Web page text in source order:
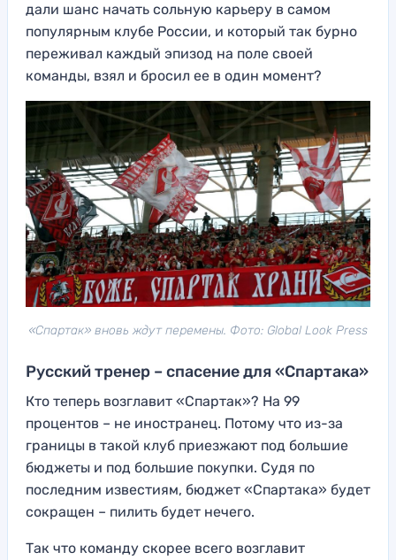
дали шанс начать сольную карьеру в самом
популярным клубе России, и который так бурно
переживал каждый эпизод на поле своей
команды, взял и бросил ее в один момент?
«Спартак» вновь ждут перемены. Фото: Global Look Press
Русский тренер – спасение для «Спартака»
Кто теперь возглавит «Спартак»? На 99
процентов – не иностранец. Потому что из-за
границы в такой клуб приезжают под большие
бюджеты и под большие покупки. Судя по
последним известиям, бюджет «Спартака» будет
сокращен – пилить будет нечего.
Так что команду скорее всего возглавит